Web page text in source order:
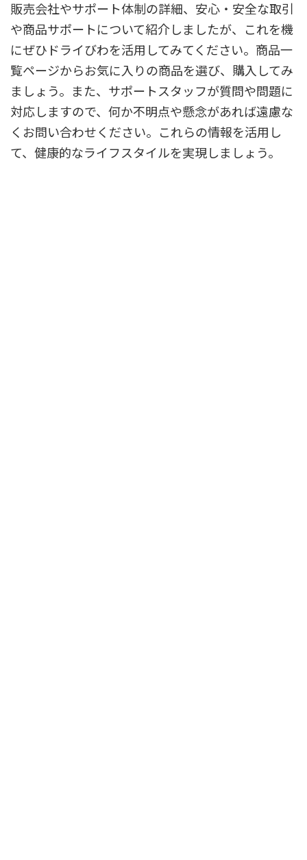
販売会社やサポート体制の詳細、安心・安全な取引
や商品サポートについて紹介しましたが、これを機
にぜひドライびわを活用してみてください。商品一
覧ページからお気に入りの商品を選び、購入してみ
ましょう。また、サポートスタッフが質問や問題に
対応しますので、何か不明点や懸念があれば遠慮な
くお問い合わせください。これらの情報を活用し
て、健康的なライフスタイルを実現しましょう。